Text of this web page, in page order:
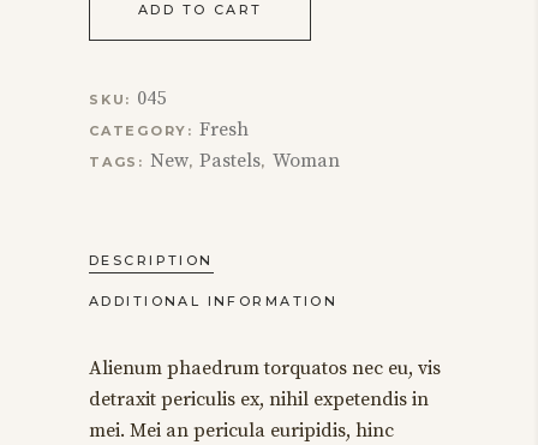
ADD TO CART
SKU: 045
CATEGORY: Fresh
TAGS: New,Pastels, Woman
DESCRIPTION
ADDITIONAL INFORMATION
Alienum phaedrum torquatos nec eu, vis
detraxit periculis ex, nihil expetendis in
mei. Mei an pericula euripidis, hinc